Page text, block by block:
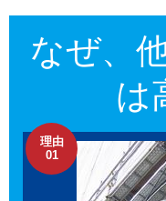
なぜ、
は
理由
01